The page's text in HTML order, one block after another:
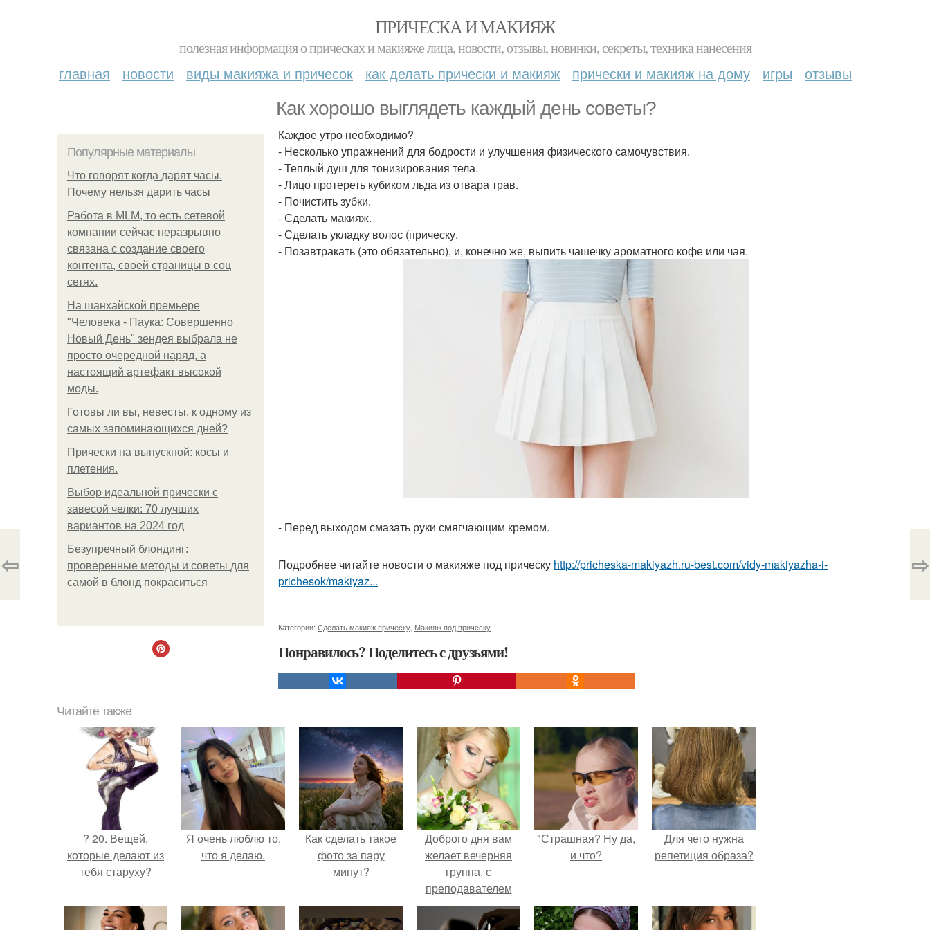
ПРИЧЕСКА И МАКИЯЖ
полезная информация о прическах и макияже лица, новости, отзывы, новинки, секреты, техника нанесения
главная новости виды макияжа и причесок как делать прически и макияж прически и макияж на дому игры отзывы
Как хорошо выглядеть каждый день советы?
Популярные материалы
Что говорят когда дарят часы.
Почему нельзя дарить часы
Работа в MLM, то есть сетевой
компании сейчас неразрывно
связана с создание своего
контента, своей страницы в соц
сетях.
На шанхайской премьере
"Человека - Паука: Совершенно
Новый День" зендея выбрала не
просто очередной наряд, а
настоящий артефакт высокой
моды.
Готовы ли вы, невесты, к одному из
самых запоминающихся дней?
Прически на выпускной: косы и
плетения.
Выбор идеальной прически с
завесой челки: 70 лучших
вариантов на 2024 год
Безупречный блондинг:
проверенные методы и советы для
самой в блонд покраситься
Каждое утро необходимо?
- Несколько упражнений для бодрости и улучшения физического самочувствия.
- Теплый душ для тонизирования тела.
- Лицо протереть кубиком льда из отвара трав.
- Почистить зубки.
- Сделать макияж.
- Сделать укладку волос (прическу.
- Позавтракать (это обязательно), и, конечно же, выпить чашечку ароматного кофе или чая.
- Перед выходом смазать руки смягчающим кремом.
Подробнее читайте новости о макияже под прическу http://pricheska-makiyazh.ru-best.com/vidy-makiyazha-i-
prichesok/makiyaz...
Категории: Сделать макияж прическу Макияж под прическу
Понравилось? Поделитесь с друзьями!
⇦ ⇨
Читайте также
? 20. Вещей,
которые делают из
тебя старуху?
Я очень люблю то,
что я делаю.
Как сделать такое
фото за пару
минут?
Доброго дня вам
желает вечерняя
группа, с
преподавателем
Татьяной
Виноградовой?
"Страшная? Ну да,
и что?
Для чего нужна
репетиция образа?